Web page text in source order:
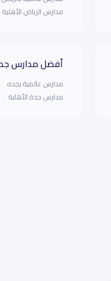
مدارس الرياض الأهلية
أفضل مدارس
مدارس عالمية بجده
مدارس جدة الأهلية